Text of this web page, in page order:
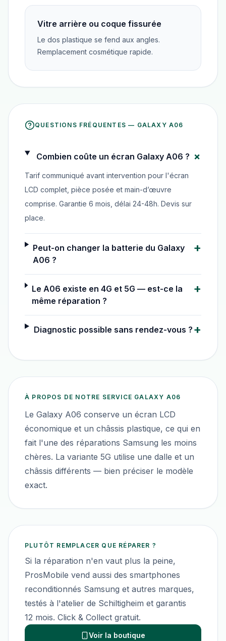
Vitre arrière ou coque fissurée
Le dos plastique se fend aux angles.
Remplacement cosmétique rapide.
QUESTIONS FRÉQUENTES — GALAXY A06
Combien coûte un écran Galaxy A06 ? +
Tarif communiqué avant intervention pour l'écran
LCD complet, pièce posée et main-d’œuvre
comprise. Garantie 6 mois, délai 24-48h. Devis sur
place.
Peut-on changer la batterie du Galaxy
A06 ?
+
Le A06 existe en 4G et 5G — est-ce la
même réparation ?
+
Diagnostic possible sans rendez-vous ? +
À PROPOS DE NOTRE SERVICE GALAXY A06
Le Galaxy A06 conserve un écran LCD
économique et un châssis plastique, ce qui en
fait l'une des réparations Samsung les moins
chères. La variante 5G utilise une dalle et un
châssis différents — bien préciser le modèle
exact.
PLUTÔT REMPLACER QUE RÉPARER ?
Si la réparation n'en vaut plus la peine,
ProsMobile vend aussi des smartphones
reconditionnés Samsung et autres marques,
testés à l'atelier de Schiltigheim et garantis
12 mois. Click & Collect gratuit.
Voir la boutique